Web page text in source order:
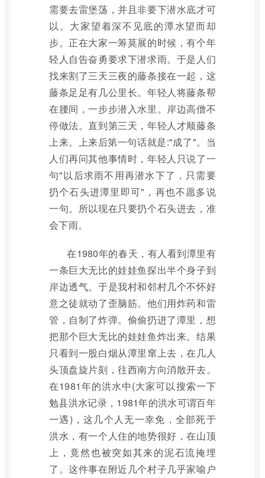
需要去雷堡荡，并且非要下潜水底才可
以。大家望着深不见底的潭水望而却
步。正在大家一筹莫展的时候，有个年
轻人自告奋勇要求下潜求雨。于是人们
找来割了三天三夜的藤条接在一起，这
藤条足足有几公里长。年轻人将藤条帮
在腰间，一步步潜入水里。岸边高僧不
停做法。直到第三天，年轻人才顺藤条
上来。上来后第一句话就是:"成了"。当
人们再问其他事情时，年轻人只说了一
句"以后求雨不用再潜水下了，只需要
扔个石头进潭里即可"，再也不愿多说
一句。所以现在只要扔个石头进去，准
会下雨。
在1980年的春天，有人看到潭里有
一条巨大无比的娃娃鱼探出半个身子到
岸边透气。于是我村和邻村几个不怀好
意之徒就动了歪脑筋。他们用炸药和雷
管，自制了炸弹。偷偷扔进了潭里，想
把那个巨大无比的娃娃鱼炸出来。结果
只看到一股白烟从潭里窜上去，在几人
头顶盘旋片刻，往西南方向消散开去。
在1981年的洪水中(大家可以搜索一下
勉县洪水记录，1981年的洪水可谓百年
一遇)，这几个人无一幸免，全部死于
洪水，有一个人住的地势很好，在山顶
上，竟然也被突如其来的泥石流掩埋
了。这件事在附近几个村子几乎家喻户